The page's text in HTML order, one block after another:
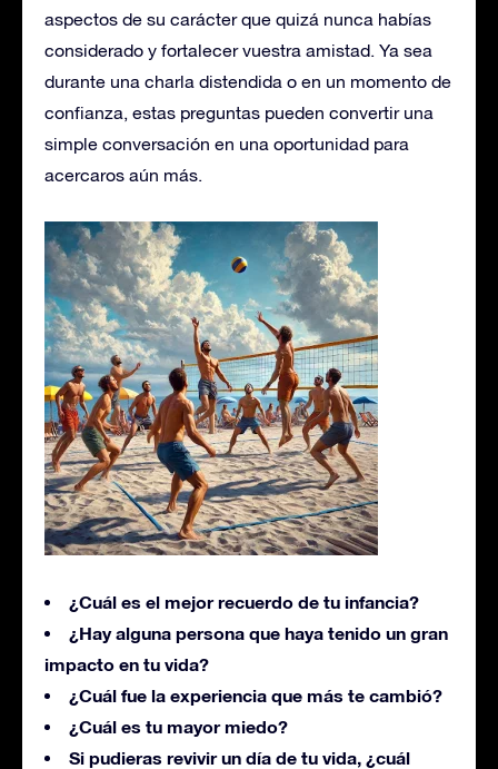
aspectos de su carácter que quizá nunca habías
considerado y fortalecer vuestra amistad. Ya sea
durante una charla distendida o en un momento de
confianza, estas preguntas pueden convertir una
simple conversación en una oportunidad para
acercaros aún más.
¿Cuál es el mejor recuerdo de tu infancia?
¿Hay alguna persona que haya tenido un gran
impacto en tu vida?
¿Cuál fue la experiencia que más te cambió?
¿Cuál es tu mayor miedo?
Si pudieras revivir un día de tu vida, ¿cuál